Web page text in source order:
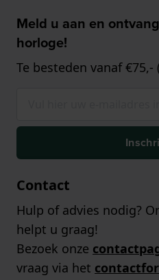
Meld u aan en
horloge!
Te besteden vanaf
Contact
Hulp of advies nodig?
helpt u graag!
Bezoek onze
vraag via het